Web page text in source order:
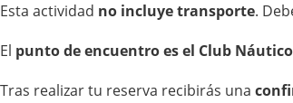
Esta actividad no incluye transporte.
El punto de encuentro es el Club
Tras realizar tu reserva recibirás una